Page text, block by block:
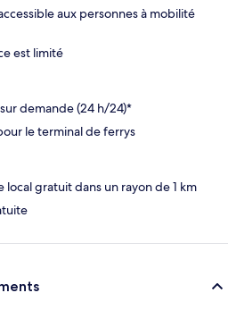
aux personnes à mobilité
est limité
demande (24 h/24)*
le terminal de ferrys
local gratuit dans un rayon de 1 km